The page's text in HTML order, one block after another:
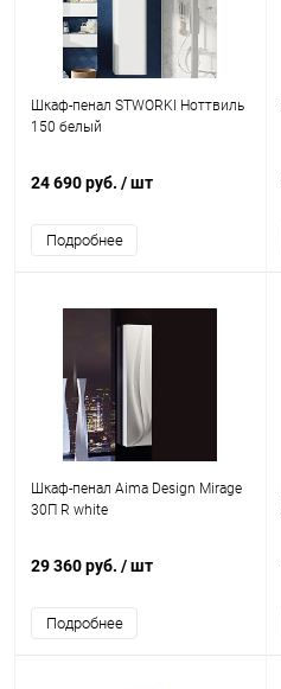
Шкаф-пенал STWORKI Ноттвиль
150 белый
24 690 руб. / шт
Подробнее
Шкаф-пенал Aima Design Mirage
30П R white
29 360 руб. / шт
Подробнее